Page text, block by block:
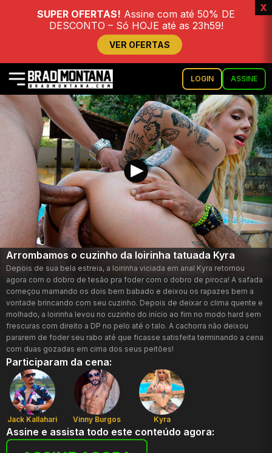
SUPER OFERTAS! Assine com até 50% DE
DESCONTO – Só HOJE até as 23h59!
VER OFERTAS
x
LOGIN ASSINE
Arrombamos o cuzinho da loirinha tatuada Kyra
Depois de sua bela estreia, a loirinha viciada em anal Kyra retornou
agora com o dobro de tesão pra foder com o dobro de piroca! A safada
começou mamando os dois bem babado e deixou os rapazes bem a
vontade brincando com seu cuzinho. Depois de deixar o clima quente e
molhado, a loirinha levou no cuzinho do início ao fim no modo hard sem
frescuras com direito a DP no pelo até o talo. A cachorra não deixou
pararem de foder seu rabo até que ficasse satisfeita terminando a cena
com duas gozadas em cima dos seus peitões!
Participaram da cena:
Jack Kallahari Vinny Burgos Kyra
Assine e assista todo este conteúdo agora: